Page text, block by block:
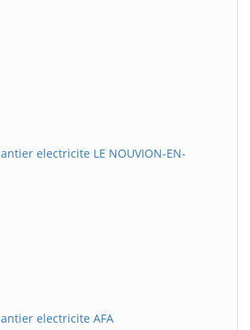
electricite LE NOUVION-EN-
electricite AFA